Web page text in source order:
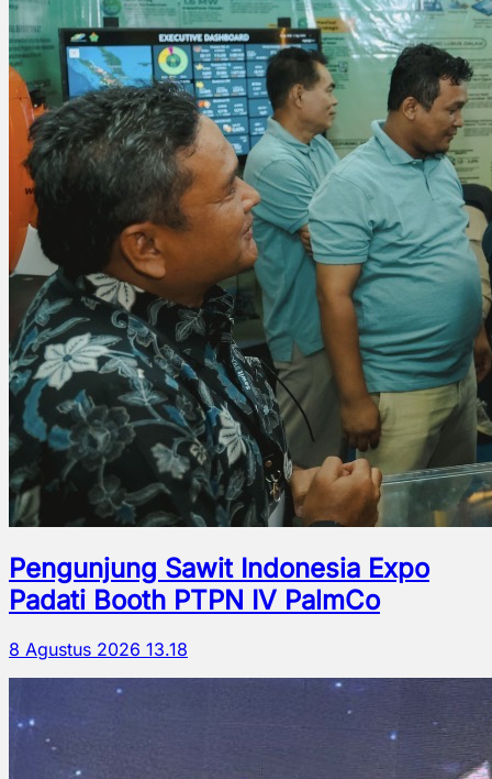
Pengunjung Sawit Indonesia Expo
Padati Booth PTPN IV PalmCo
8 Agustus 2026 13.18